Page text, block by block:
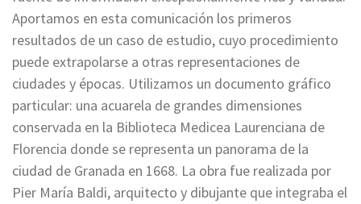
Aportamos en esta comunicación los primeros
resultados de un caso de estudio, cuyo procedimiento
puede extrapolarse a otras representaciones de
ciudades y épocas. Utilizamos un documento gráfico
particular: una acuarela de grandes dimensiones
conservada en la Biblioteca Medicea Laurenciana de
Florencia donde se representa un panorama de la
ciudad de Granada en 1668. La obra fue realizada por
Pier María Baldi, arquitecto y dibujante que integraba el